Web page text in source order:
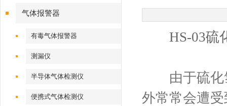
气体报警器
有毒气体报警器
测漏仪
半导体气体检测仪
便携式气体检测仪
HS-03硫
由于硫化氢
外常常会遭